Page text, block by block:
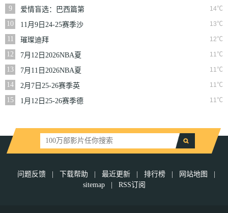
NBA常规赛篮网VS
魔术
9 14℃
爱情盲选：巴西篇第
二季
10 13℃
11月9日24-25赛季沙
联第10轮利雅得体育
VS利雅得胜利
11 12℃
璀璨迪拜
12
11℃
7月12日2026NBA夏
季联赛尼克斯VS马刺
13 11℃
7月11日2026NBA夏
季联赛公牛VS灰熊
14 11℃
2月7日25-26赛季英
超第25轮伯恩利VS西
汉姆联
15 11℃
1月12日25-26赛季德
问题反馈 下载帮助 最近更新 排行榜 网站地图
sitemap
RSS订阅